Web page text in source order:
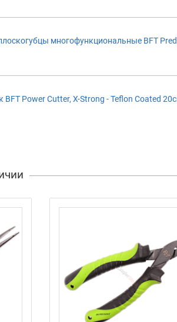
многофункциональные BFT
BFT Power Cutter, X-Strong - Teflon Coated